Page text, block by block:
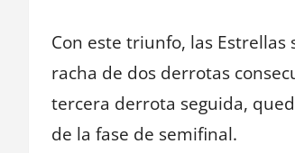
Con este triunfo, las
racha de dos derrotas
tercera derrota seguida,
de la fase de semifinal.